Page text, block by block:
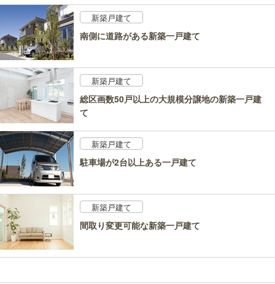
新築戸建て
南側に道路がある新築一戸建て
新築戸建て
総区画数50戸以上の大規模分譲地の新築一戸建
て
新築戸建て
駐車場が2台以上ある一戸建て
新築戸建て
間取り変更可能な新築一戸建て